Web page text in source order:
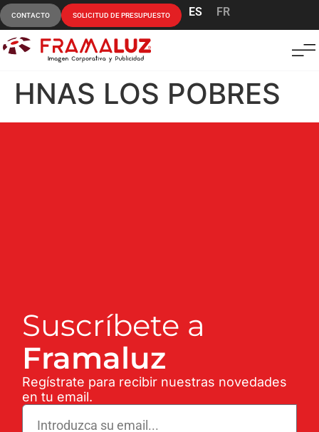
CONTACTO SOLICITUD DE PRESUPUESTO ES FR
HNAS LOS POBRES
Suscríbete a
Framaluz
Regístrate para recibir nuestras novedades
en tu email.